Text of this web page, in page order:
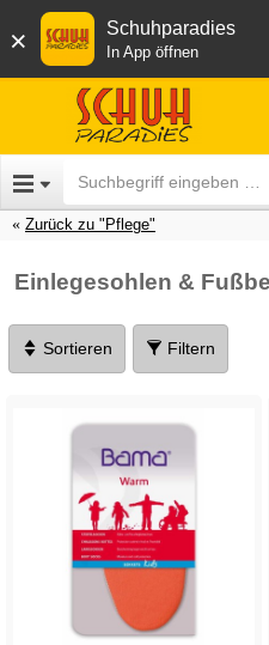
× Schuhparadies
In App öffnen
Zurück zu "Pflege"
Einlegesohlen &
Sortieren Filtern